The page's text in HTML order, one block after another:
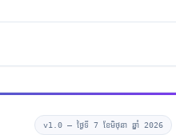
v1.0 — ថ្ងៃទី 7 ខែមិថុនា ឆ្នាំ 2026